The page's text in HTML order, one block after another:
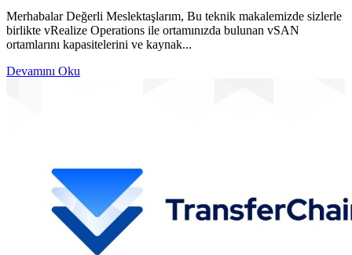
Merhabalar Değerli Meslektaşlarım, Bu teknik makalemizde sizlerle
birlikte vRealize Operations ile ortamınızda bulunan vSAN
ortamlarını kapasitelerini ve kaynak...
Devamını Oku